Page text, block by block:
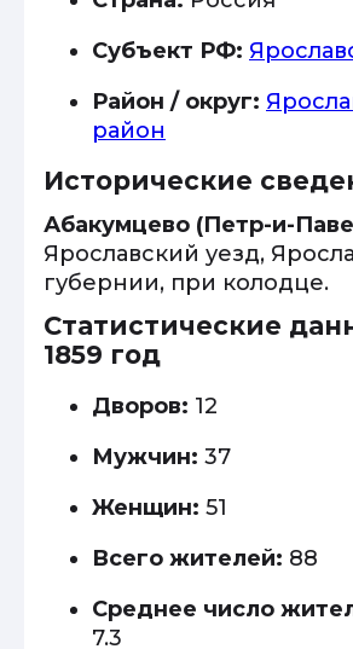
Субъект РФ:
Район / округ:
район
Исторические
Абакумцево (Петр-и-
Ярославский уезд,
губернии, при колодце.
Статистические
1859 год
Дворов: 12
Мужчин: 37
Женщин: 51
Всего жителей: 88
Среднее число
7.3